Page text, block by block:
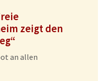
zeigt den
an allen